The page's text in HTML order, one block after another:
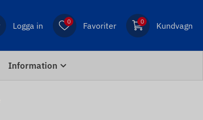
Logga in 0 Favoriter 0 Kundvagn
Information